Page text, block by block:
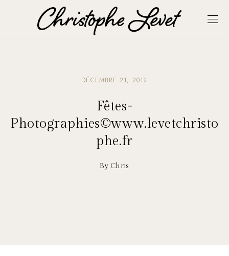
DÉCEMBRE 21, 2012
Fêtes-
Photographies©www.levetchristo
phe.fr
By Chris